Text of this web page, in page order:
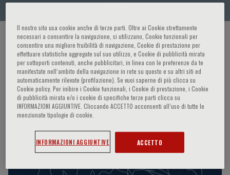
HOME PAGE / CORSI ED EVENTI / RELATORE
Motohiro Ebisawa
Partecipazioni del relatore
Il nostro sito usa cookie anche di terze parti. Oltre ai Cookie strettamente
necessari a consentire la navigazione, si utilizzano, Cookie funzionali per
consentire una migliore fruibilità di navigazione, Cookie di prestazione per
effettuare statistiche aggregate sul suo utilizzo, e Cookie di pubblicità mirata
per sottoporti contenuti, anche pubblicitari, in linea con le preferenze da te
manifestate nell‘ambito della navigazione in rete su questo e su altri siti ed
automaticamente rilevate (profilazione). Se vuoi saperne di più clicca su
Cookie policy. Per inibire i Cookie funzionali, i Cookie di prestazione, i Cookie
di pubblicità mirata e/o i cookie di specifiche terze parti clicca su
INFORMAZIONI AGGIUNTIVE. Cliccando ACCETTO acconsenti all’uso di tutte le
menzionate tipologie di cookie.
INFORMAZIONI AGGIUNTIVE ACCETTO